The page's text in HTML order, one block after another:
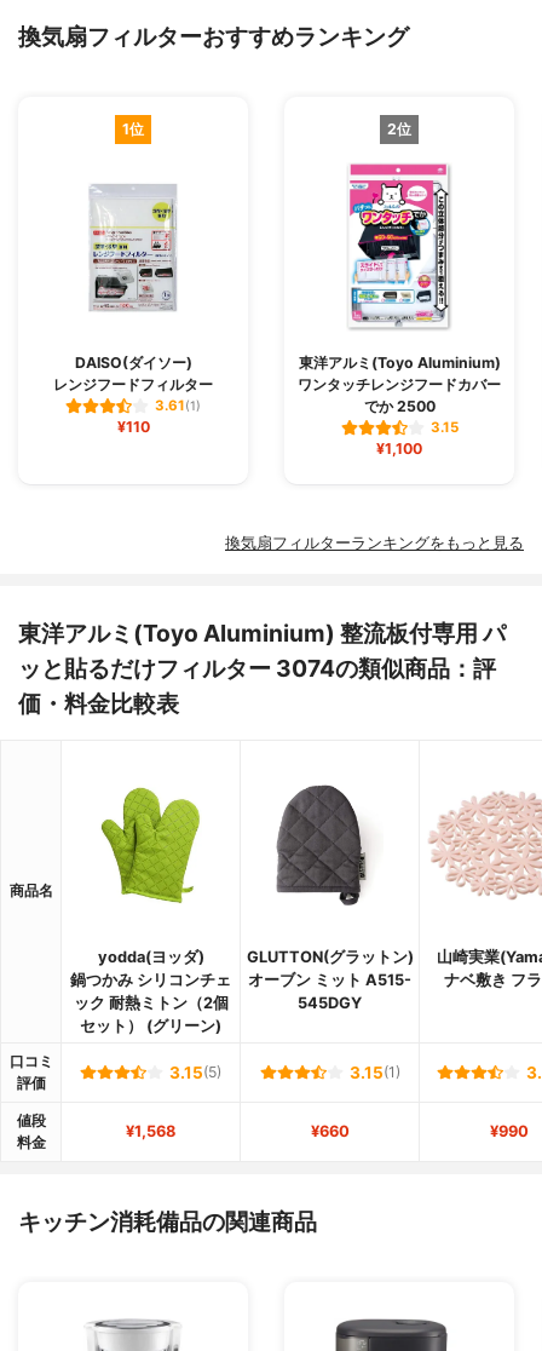
換気扇フィルターおすすめランキング
1位
DAISO(ダイソー)
レンジフードフィルター
3.61(1)
¥110
2位
東洋アルミ(Toyo Aluminium)
ワンタッチレンジフードカバー
でか 2500
3.15
¥1,100
換気扇フィルターランキングをもっと見る
東洋アルミ(Toyo Aluminium) 整流板付専用 パ
ッと貼るだけフィルター 3074の類似商品：評
価・料金比較表
商品名
yodda(ヨッダ)
鍋つかみ シリコンチェ
ック 耐熱ミトン（2個
セット） (グリーン)
GLUTTON(グラットン)
オーブン ミット A515-
545DGY
山崎実業
ナベ敷き フ
口コミ
評価
3.15(5) 3.15(1)
値段
料金
¥1,568 ¥660 ¥990
キッチン消耗備品の関連商品